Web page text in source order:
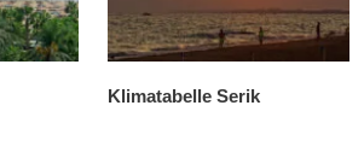
Klimatabelle Serik